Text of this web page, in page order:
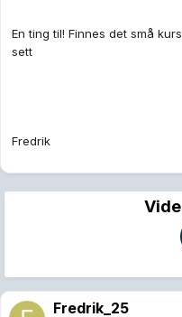
En ting til! Finnes det små
sett
Fredrik
Fredrik_25